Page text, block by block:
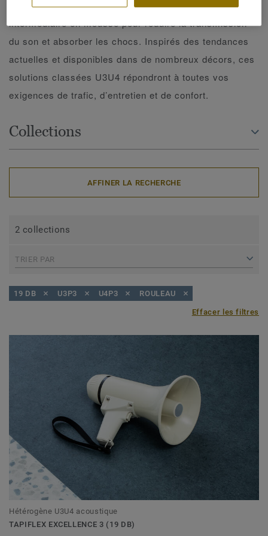
Tarkett sont une solution design, dotées d'une couche
intermédiaire en mousse pour réduire la transmission
du son et absorber les chocs. Inspirés des tendances
actuelles et disponibles dans de nombreux décors, ces
solutions classées U3U4 répondront à toutes vos
exigences de trafic, d’entretien et de confort.
Collections
AFFINER LA RECHERCHE
2 collections
TRIER PAR
19 DB U3P3 U4P3 ROULEAU
Effacer les filtres
Hétérogène U3U4 acoustique
TAPIFLEX EXCELLENCE 3 (19 DB)